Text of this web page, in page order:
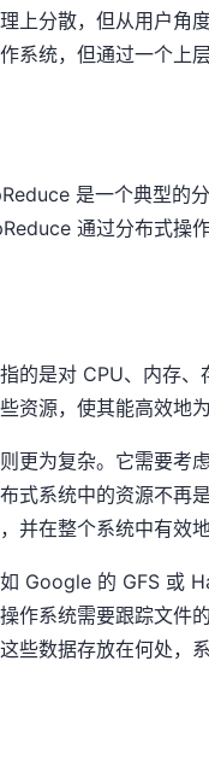
上分散，但从用户角
系统，但通过一个上
是一个典型的
通过分布式操
的是对 CPU、内存
资源，使其能高效地
更为复杂。它需要考
式系统中的资源不再
并在整个系统中有效地
Google 的 GFS 或
作系统需要跟踪文件
些数据存放在何处，